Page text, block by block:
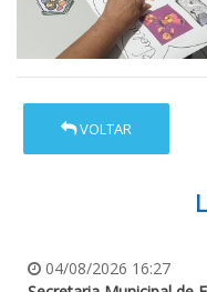
VOLTAR
04/08/2026 16:27